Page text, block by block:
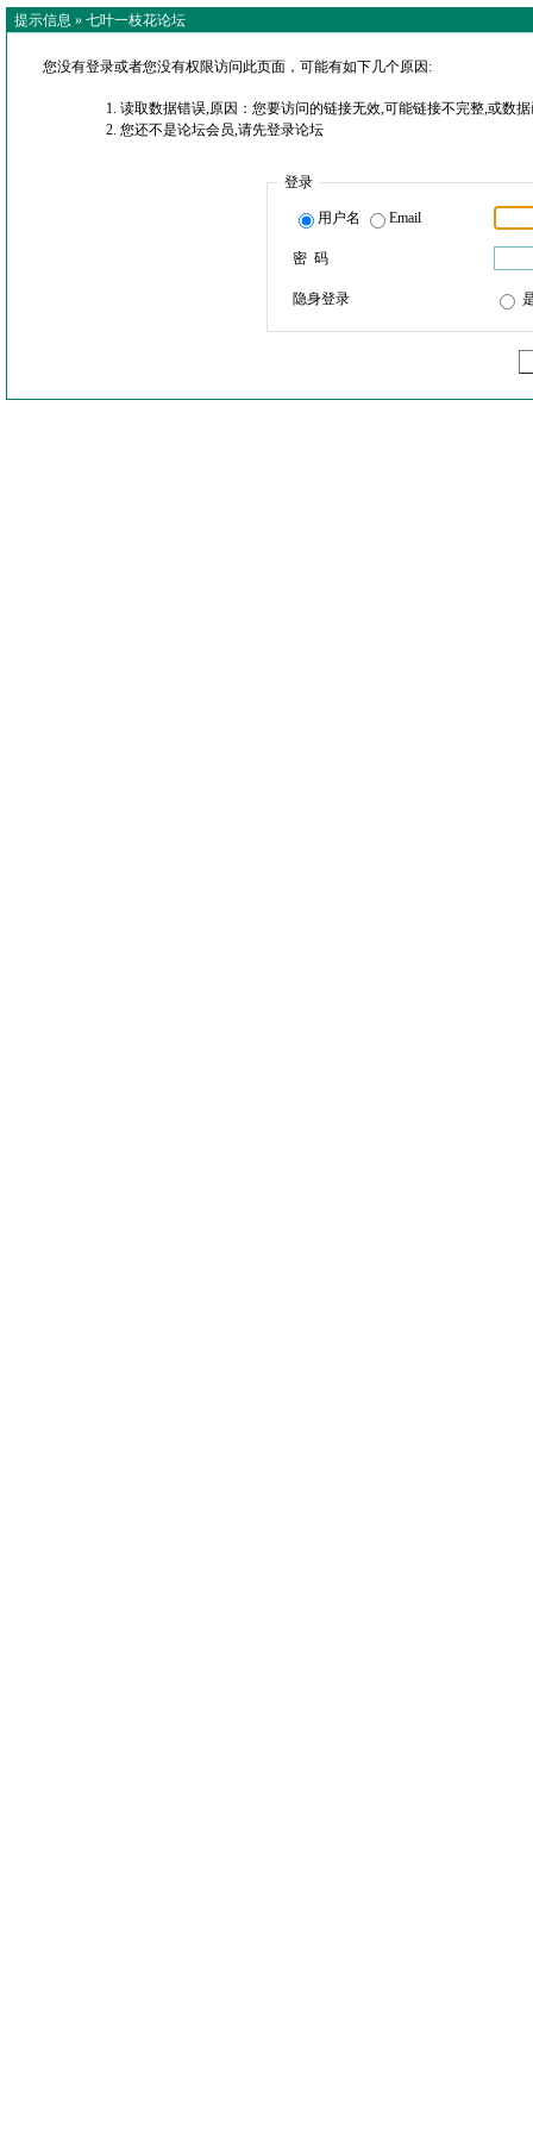
提示信息 » 七叶一枝花论坛
您没有登录或者您没有权限访问此页面，可能有如下几个原因:
读取数据错误,原因：您要访问的链接无效,可能链接不完整,或数
您还不是论坛会员,请先登录论坛
登录
用户名 Email
密 码
隐身登录